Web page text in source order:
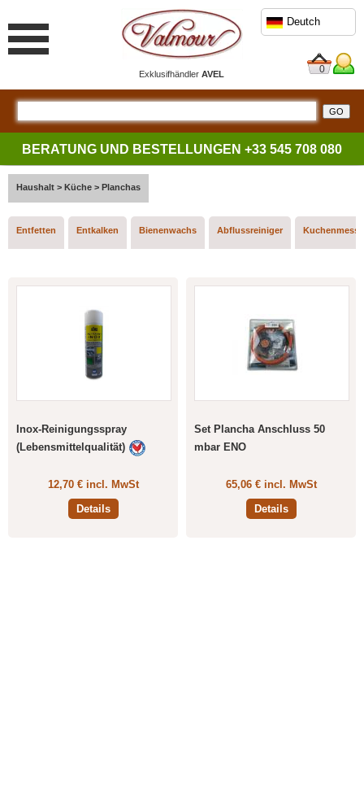
ExklusifhändlerAVEL
Deutch
0
BERATUNG UND BESTELLUNGEN +33 545 708 080
Haushalt > Küche > Planchas
Entfetten Entkalken Bienenwachs Abflussreiniger
Inox-Reinigungsspray
(Lebensmittelqualität)
12,70 € incl. MwSt
Details
Set Plancha Anschluss 50
mbar ENO
65,06 € incl. MwSt
Details